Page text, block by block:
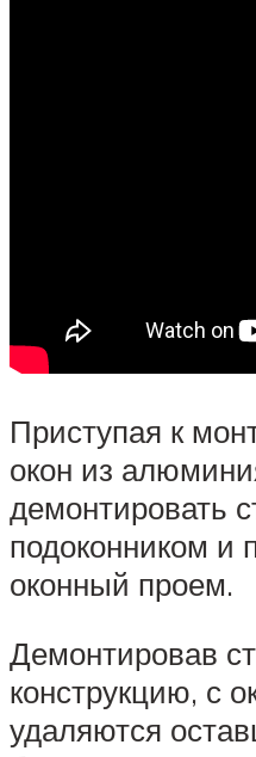
Приступая к
окон из
демонтировать
подоконником и
оконный проем.
Демонтировав
конструкцию, с
удаляются